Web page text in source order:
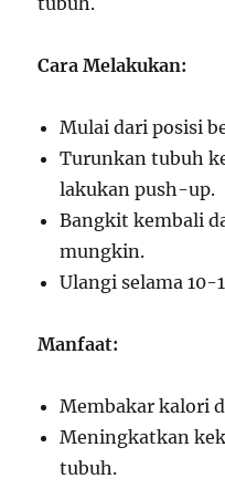
Cara Melakukan:
Mulai dari posisi
Turunkan tubuh
lakukan push-up.
Bangkit kembali
mungkin.
Ulangi selama 10-
Manfaat:
Membakar kalori
Meningkatkan
tubuh.